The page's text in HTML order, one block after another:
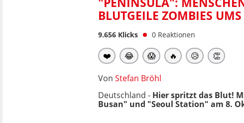
BLUTGEILE ZOMBIES
9.656 Klicks 0 Reaktionen
❤️ 😂 😱 🔥 😥 👏
Von Stefan Bröhl
Deutschland - Hier spritzt das Blut!
Busan" und "Seoul Station" am 8.